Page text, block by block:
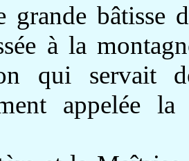
grande bâtisse
à la
qui servait
appelée